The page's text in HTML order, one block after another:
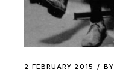
2 FEBRUARY 2015 BY